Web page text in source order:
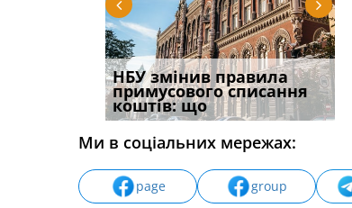
НБУ змінив правила
примусового списання
коштів: що
Водії можуть отримати
компенсацію за
незаконні дії
Ми в соціальних мережах:
page group